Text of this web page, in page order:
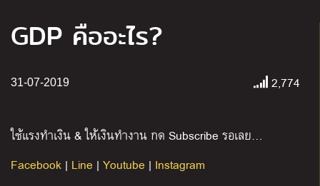
GDP คืออะไร?
31-07-2019 2,774
ใช้แรงทำเงิน & ให้เงินทำงาน กด Subscribe รอเลย…
Facebook | Line | Youtube | Instagram